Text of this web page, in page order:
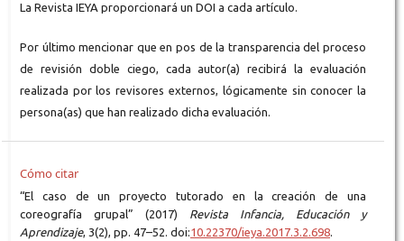
La Revista IEYA proporcionará un DOI a cada artículo.
Por último mencionar que en pos de la transparencia del proceso
de revisión doble ciego, cada autor(a) recibirá la evaluación
realizada por los revisores externos, lógicamente sin conocer la
persona(as) que han realizado dicha evaluación.
Cómo citar
“El caso de un proyecto tutorado en la creación de una
coreografía grupal” (2017) Revista Infancia, Educación y
Aprendizaje, 3(2), pp. 47–52. doi:10.22370/ieya.2017.3.2.698.